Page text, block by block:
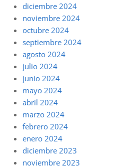
diciembre 2024
noviembre 2024
octubre 2024
septiembre 2024
agosto 2024
julio 2024
junio 2024
mayo 2024
abril 2024
marzo 2024
febrero 2024
enero 2024
diciembre 2023
noviembre 2023